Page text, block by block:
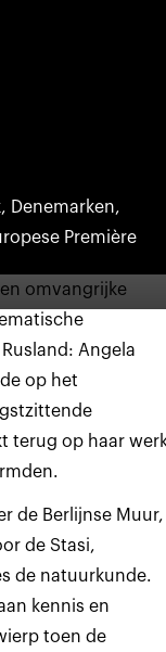
Denemarken,
Première
omvangrijke
Angela
op het
terug op haar
de Berlijnse Muur,
de Stasi,
de natuurkunde.
kennis en
toen de